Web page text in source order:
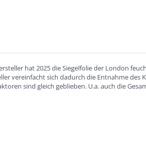
hat 2025 die Siegelfolie der London
vereinfacht sich dadurch die Entnahme
sind gleich geblieben. U.a. auch die